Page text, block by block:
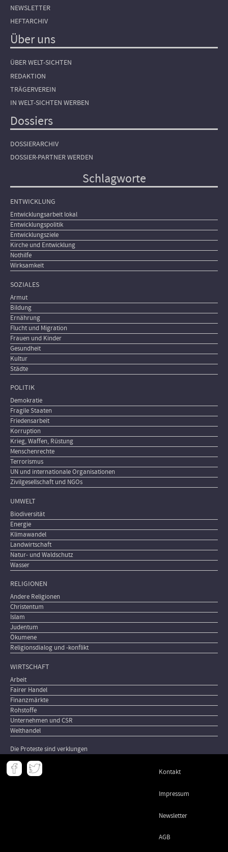
NEWSLETTER
HEFTARCHIV
Über uns
ÜBER WELT-SICHTEN
REDAKTION
TRÄGERVEREIN
IN WELT-SICHTEN WERBEN
Dossiers
DOSSIERARCHIV
DOSSIER-PARTNER WERDEN
Schlagworte
ENTWICKLUNG
Entwicklungsarbeit lokal
Entwicklungspolitik
Entwicklungsziele
Kirche und Entwicklung
Nothilfe
Wirksamkeit
SOZIALES
Armut
Bildung
Ernährung
Flucht und Migration
Frauen und Kinder
Gesundheit
Kultur
Städte
POLITIK
Demokratie
Fragile Staaten
Friedensarbeit
Korruption
Krieg, Waffen, Rüstung
Menschenrechte
Terrorismus
UN und internationale Organisationen
Zivilgesellschaft und NGOs
UMWELT
Biodiversität
Energie
Klimawandel
Landwirtschaft
Natur- und Waldschutz
Wasser
RELIGIONEN
Andere Religionen
Christentum
Islam
Judentum
Ökumene
Religionsdialog und -konflikt
WIRTSCHAFT
Arbeit
Fairer Handel
Finanzmärkte
Rohstoffe
Unternehmen und CSR
Welthandel
Die Proteste sind verklungen
Meta
- Kontakt
Impressum
Newsletter
AGB